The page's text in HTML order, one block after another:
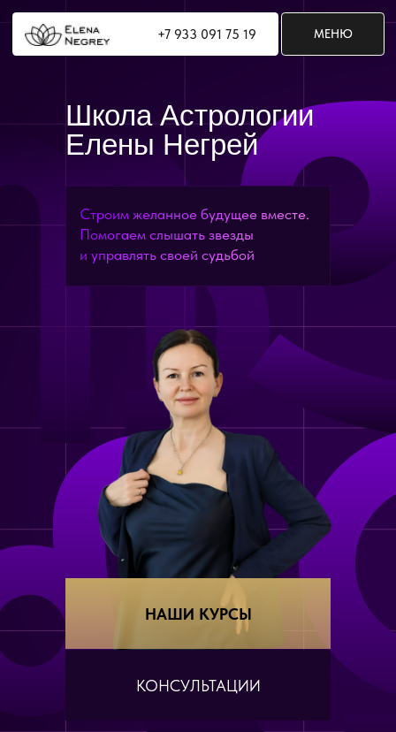
КОНСУЛЬТАЦИИ
Школа Астрологии
Елены Негрей
Строим желанное будущее вместе.
Помогаем слышать звезды
и управлять своей судьбой
НАШИ КУРСЫ